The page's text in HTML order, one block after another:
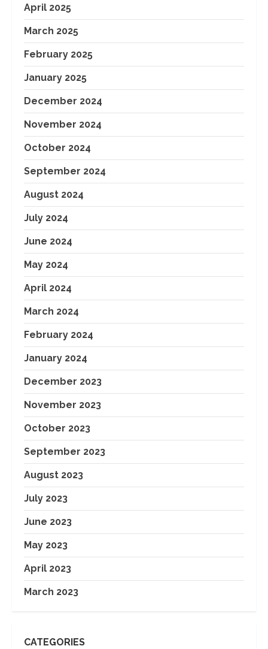
April 2025
March 2025
February 2025
January 2025
December 2024
November 2024
October 2024
September 2024
August 2024
July 2024
June 2024
May 2024
April 2024
March 2024
February 2024
January 2024
December 2023
November 2023
October 2023
September 2023
August 2023
July 2023
June 2023
May 2023
April 2023
March 2023
CATEGORIES